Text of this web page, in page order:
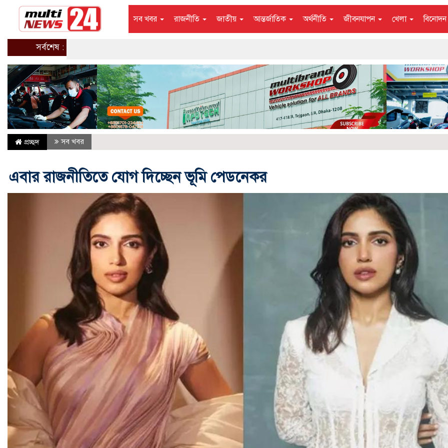
সব খবর রাজনীতি জাতীয় আন্তর্জাতিক অর্থনীতি জীবনযাপন খেলা বিনোদন
সর্বশেষ :
প্রচ্ছদ সব খবর
এবার রাজনীতিতে যোগ দিচ্ছেন ভূমি পেডনেকর